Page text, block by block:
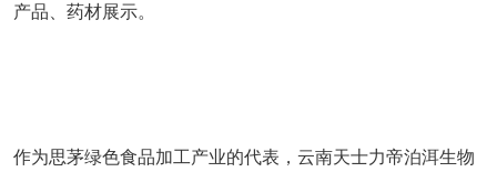
产品、药材展示。
作为思茅绿色食品加工产业的代表，云南天士力帝泊洱生物